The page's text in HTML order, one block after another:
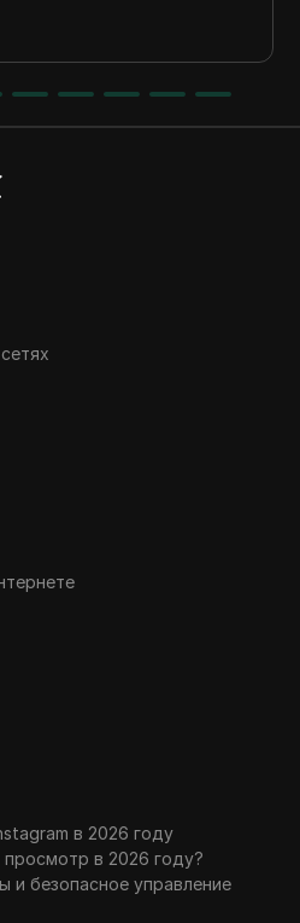
в 2026 году
просмотр в 2026 году?
и безопасное управление